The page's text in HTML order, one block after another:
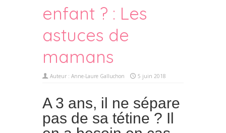
enfant ? : Les
astuces de
mamans
Auteur : Anne-Laure Galluchon 5 juin 2018
A 3 ans, il ne sépare
pas de sa tétine ? Il